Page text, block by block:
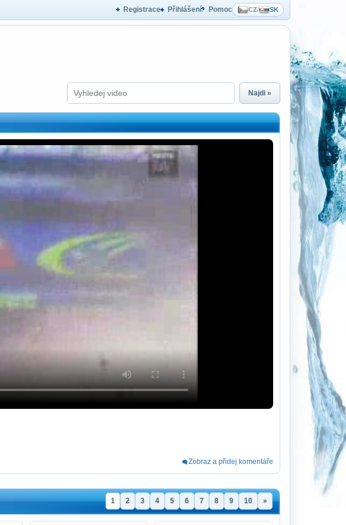
Registrace Přihlášení Pomoc CZ/ SK
Najdi »
Zobraz a přidej komentáře
1 2 3 4 5 6 7 8 9 10 »